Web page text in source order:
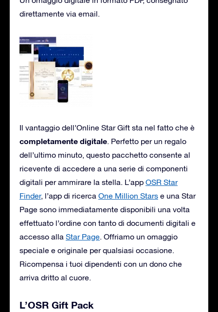
direttamente via email.
Il vantaggio dell’Online Star Gift sta nel fatto che è
completamente digitale. Perfetto per un regalo
dell’ultimo minuto, questo pacchetto consente al
ricevente di accedere a una serie di componenti
digitali per ammirare la stella. L’app OSR Star
Finder, l’app di ricerca One Million Stars e una Star
Page sono immediatamente disponibili una volta
effettuato l’ordine con tanto di documenti digitali e
accesso alla Star Page. Offriamo un omaggio
speciale e originale per qualsiasi occasione.
Ricompensa i tuoi dipendenti con un dono che
arriva dritto al cuore.
L’OSR Gift Pack